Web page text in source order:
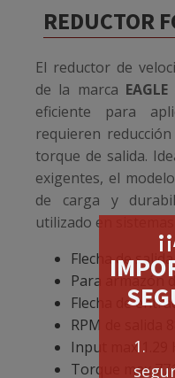
1.
REDUCTOR
El reductor de
de la marca EAGLE
eficiente para
requieren
torque de salida.
exigentes, el
de carga y
utilizado en
Flecha de
Para armazón
Flecha de
RPM de salida 88
Input max 1.29
Torque max